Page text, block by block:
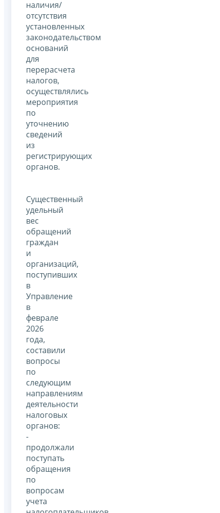
наличия/
отсутствия
установленных
законодательством
оснований
для
перерасчета
налогов,
осуществлялись
мероприятия
по
уточнению
сведений
из
регистрирующих
органов.
Существенный
удельный
вес
обращений
граждан
и
организаций,
поступивших
в
Управление
в
феврале
2026
года,
составили
вопросы
по
следующим
направлениям
деятельности
налоговых
органов:
-
продолжали
поступать
обращения
по
вопросам
учета